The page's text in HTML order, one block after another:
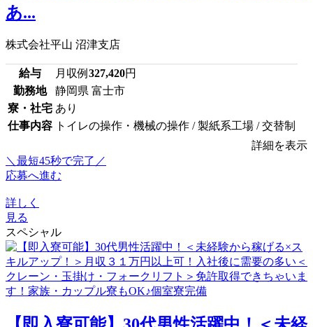
あ...
株式会社平山 沼津支店
給与 月収例 327,420円
勤務地
静岡県 富士市
寮・社宅 あり
仕事内容 トイレの操作・機械の操作 / 製紙系工場 / 交替制
詳細を表示
＼最短45秒で完了／
応募へ進む
詳しく
見る
スペシャル